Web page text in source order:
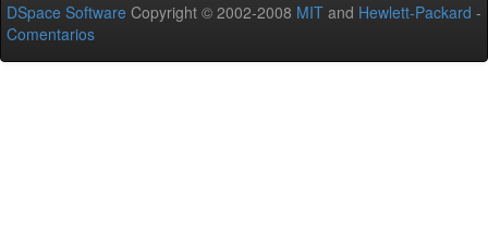
DSpace Software Copyright © 2002-2008 MIT and Hewlett-Packard -
Comentarios